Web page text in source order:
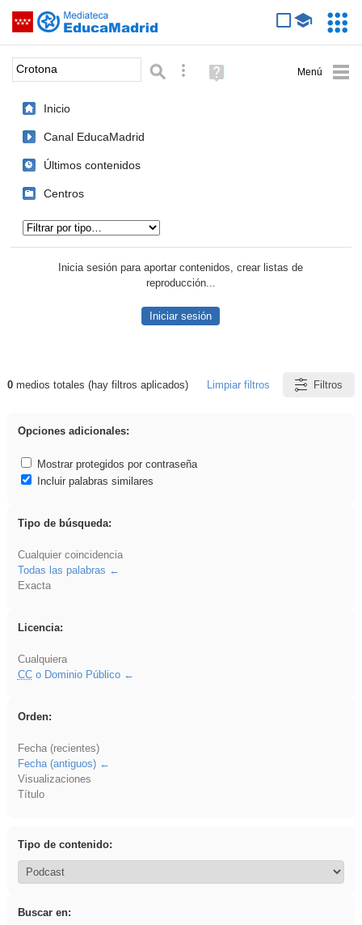
Saltar navegación
Palabra o frase: Búsqueda avanzada
Ayuda
(en
Inicio
Canal EducaMadrid
Últimos contenidos
Centros
Inicia sesión para aportar contenidos, crear listas de
reproducción...
Iniciar sesión
Resultados de: Crotona
0medios totales (hay filtros aplicados) Limpiar filtros Filtros
Opciones adicionales:
Mostrar protegidos por contraseña
Incluir palabras similares
Tipo de búsqueda:
Cualquier coincidencia
Todas las palabras
Exacta
Licencia:
Cualquiera
CCo Dominio Público
Orden:
Fecha (recientes)
Fecha (antiguos)
Visualizaciones
Título
Tipo de contenido:
Buscar en: